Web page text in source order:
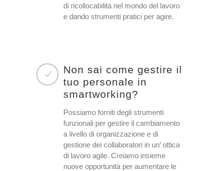
di ricollocabilità nel mondo del lavoro
e dando strumenti pratici per agire.
Non sai come gestire il
tuo personale in
smartworking?
Possiamo forniti degli strumenti
funzionali per gestire il cambiamento
a livello di organizzazione e di
gestione dei collaboratori in un’ ottica
di lavoro agile. Creiamo insieme
nuove opportunità per aumentare le